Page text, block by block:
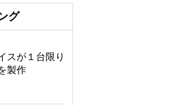
グ
スが１台限り
製作